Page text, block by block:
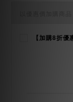
【加購8折